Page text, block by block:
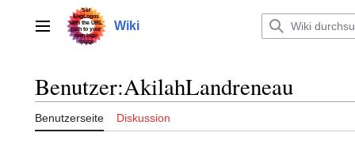
springenHauptmenü Wiki
Benutzer:AkilahLandreneau
Benutzerseite Diskussion